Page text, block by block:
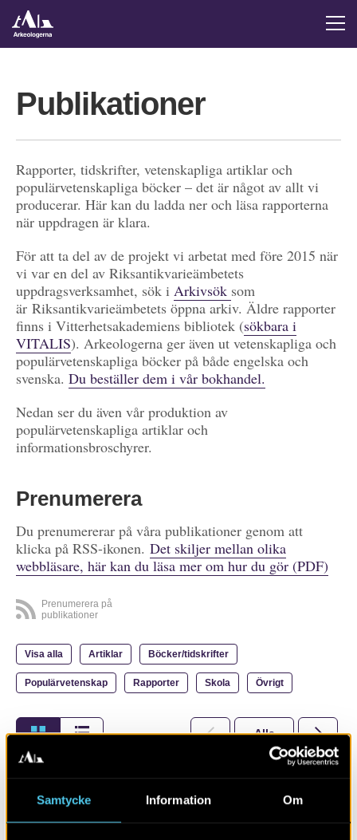
Samtycke Information Om
Publikationer
Rapporter, tidskrifter, vetenskapliga artiklar och
populärvetenskapliga böcker – det är något av allt vi
producerar. Här kan du ladda ner och läsa rapporterna
när uppdragen är klara.
För att ta del av de projekt vi arbetat med före 2015 när
vi var en del av Riksantikvarieämbetets
uppdragsverksamhet, sök i Arkivsök som
är Riksantikvarieämbetets öppna arkiv. Äldre rapporter
finns i Vitterhetsakademiens bibliotek (sökbara i
VITALIS). Arkeologerna ger även ut vetenskapliga och
populärvetenskapliga böcker på både engelska och
svenska. Du beställer dem i vår bokhandel.
Nedan ser du även vår produktion av
populärvetenskapliga artiklar och
informationsbroschyrer.
Prenumerera
Du prenumererar på våra publikationer genom att
klicka på RSS-ikonen. Det skiljer mellan olika
webbläsare, här kan du läsa mer om hur du gör (PDF)
Prenumerera på
publikationer
Visa alla Artiklar Böcker/tidskrifter
Populärvetenskap Rapporter Skola Övrigt
Alla 2026